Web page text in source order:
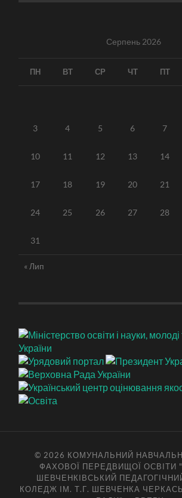
Серпень 2026
ПН ВТ СР ЧТ ПТ
3 4 5 6 7
10 11 12 13 14
17 18 19 20 21
24 25 26 27 28
31
« Лип
© 2026 КОМУНАЛЬНИЙ
ФАХОВОЇ ПЕРЕДВИЩОЇ ОСВІТИ
ШЕВЧЕНКІВСЬКИЙ
КОЛЕДЖ ІМ. Т.Г. ШЕВЧЕНКА